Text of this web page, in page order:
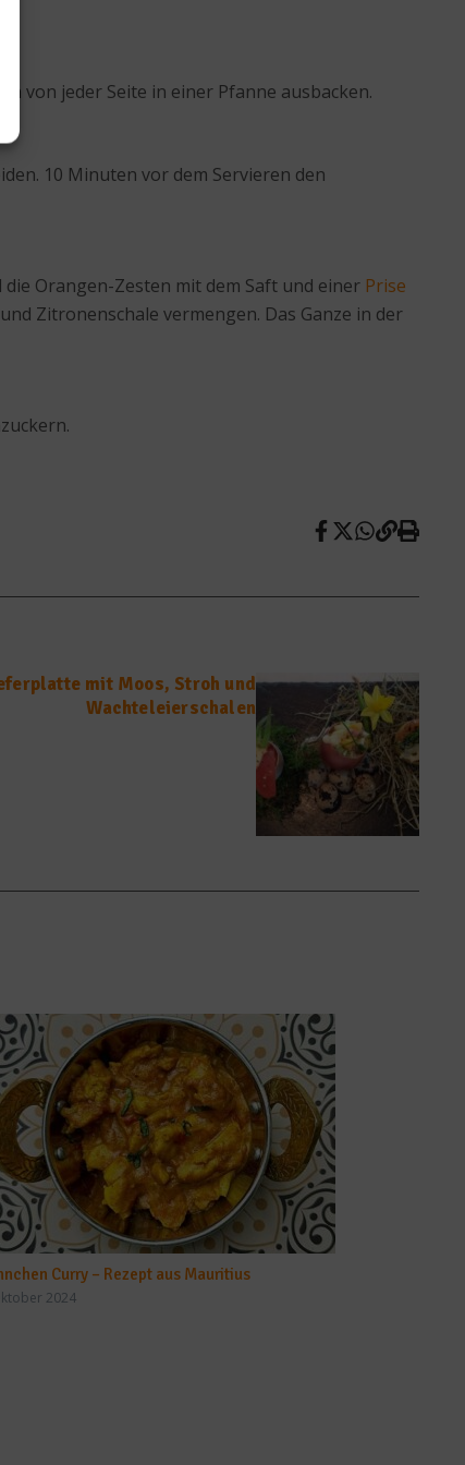
von jeder Seite in einer Pfanne ausbacken.
10 Minuten vor dem Servieren den
Orangen-Zesten mit dem Saft und einer Prise
Zitronenschale vermengen. Das Ganze in der
mit Moos, Stroh und
Wachteleierschalen
Curry – Rezept aus Mauritius
2024